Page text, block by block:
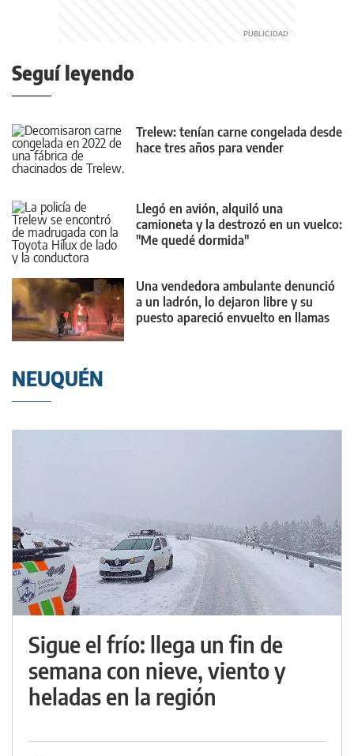
Seguí leyendo
Trelew: tenían carne congelada desde
hace tres años para vender
Llegó en avión, alquiló una
camioneta y la destrozó en un vuelco:
"Me quedé dormida"
Una vendedora ambulante denunció
a un ladrón, lo dejaron libre y su
puesto apareció envuelto en llamas
NEUQUÉN
Sigue el frío: llega un fin de
semana con nieve, viento y
heladas en la región